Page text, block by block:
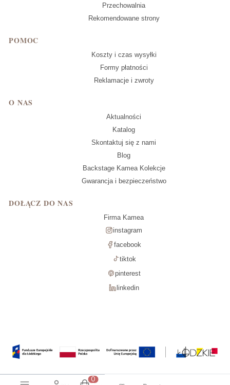
Przechowalnia
Rekomendowane strony
POMOC
Koszty i czas wysyłki
Formy płatności
Reklamacje i zwroty
O NAS
Aktualności
Katalog
Skontaktuj się z nami
Blog
Backstage Kamea Kolekcje
Gwarancja i bezpieczeństwo
DOŁĄCZ DO NAS
Firma Kamea
instagram
facebook
tiktok
pinterest
linkedin